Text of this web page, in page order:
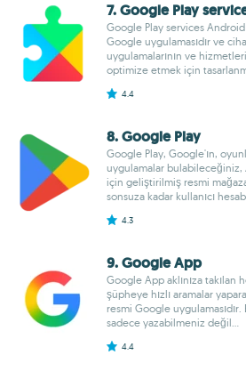
7. Google Play
Google Play services
Google uygulamasıdır ve
uygulamalarının ve
optimize etmek için
4.4
8. Google Play
Google Play, Google'ın,
uygulamalar
için geliştirilmiş resmi
sonsuza kadar kullanıcı
4.3
9. Google App
Google App aklınıza
şüpheye hızlı aramalar
resmi Google uygulamasıdır.
sadece yazabilmeniz değil...
4.4